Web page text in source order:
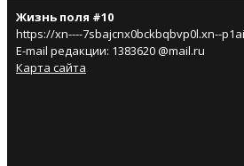
Жизнь поля #10
https://xn----7sbajcnx0bckbqbvp0l.xn--
E-mail редакции: 1383620 @mail.ru
Карта сайта